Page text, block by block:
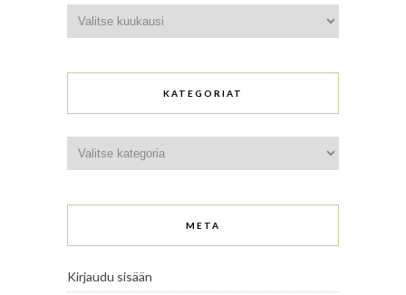
KATEGORIAT
META
Kirjaudu sisään